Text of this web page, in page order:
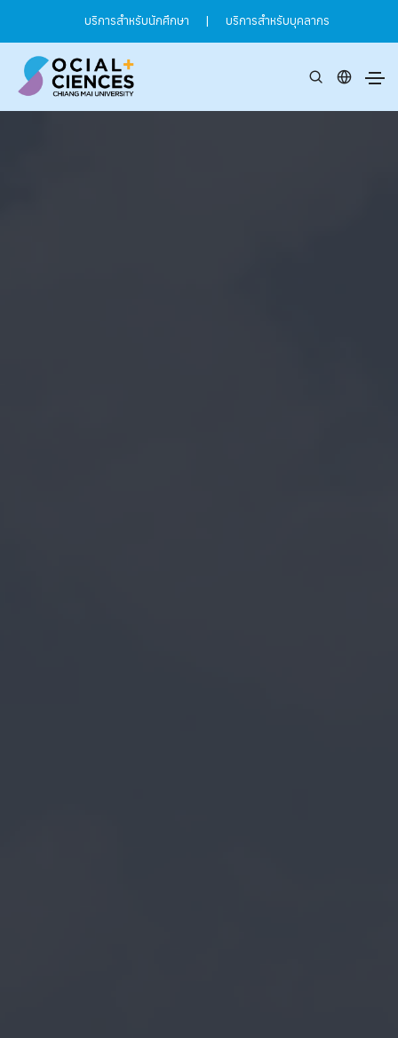
บริการสำหรับนักศึกษา | บริการสำหรับบุคลากร